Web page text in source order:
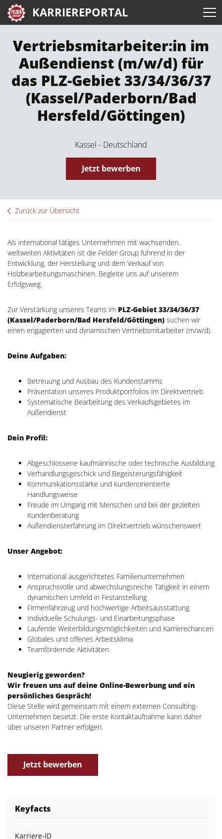
KARRIEREPORTAL
Vertriebsmitarbeiter:in im
Außendienst (m/w/d) für
das PLZ-Gebiet 33/34/36/37
(Kassel/Paderborn/Bad
Hersfeld/Göttingen)
Kassel - Deutschland
Jetzt bewerben
Zurück zur Übersicht
Als international tätiges Unternehmen mit wachsenden,
weltweiten Aktivitäten ist die Felder Group führend in der
Entwicklung, der Herstellung und dem Verkauf von
Holzbearbeitungsmaschinen. Begleite uns auf unserem
Erfolgsweg.
Zur Verstärkung unseres Teams im PLZ-Gebiet 33/34/36/37
(Kassel/Paderborn/Bad Hersfeld/Göttingen) suchen wir
einen engagierten und dynamischen Vertriebsmitarbeiter (m/w/d).
Deine Aufgaben:
Betreuung und Ausbau des Kundenstamms
Präsentation unseres Produktportfolios im Direktvertrieb
Systematische Bearbeitung des Verkaufsgebietes im
Außendienst
Dein Profil:
Abgeschlossene kaufmännische oder technische Ausbildung
Verhandlungsgeschick und Begeisterungsfähigkeit
Kommunikationsstärke und kundenorientierte
Handlungsweise
Freude im Umgang mit Menschen und bei der gezielten
Kundenberatung
Außendiensterfahrung im Direktvertrieb wünschenswert
Unser Angebot:
International ausgerichtetes Familienunternehmen
Anspruchsvolle und abwechslungsreiche Tätigkeit in einem
dynamischen Umfeld in Festanstellung
Firmenfahrzeug und hochwertige Arbeitsausstattung
Individuelle Schulungs- und Einarbeitungsphase
Laufende Weiterbildungsmöglichkeiten und Karrierechancen
Globales und offenes Arbeitsklima
Teamfördernde Aktivitäten
Neugierig geworden?
Wir freuen uns auf deine Online-Bewerbung und ein
persönliches Gespräch!
Diese Stelle wird gemeinsam mit einem externen Consulting-
Unternehmen besetzt. Die erste Kontaktaufnahme kann daher
über unseren Partner erfolgen.
Jetzt bewerben
Keyfacts
Karriere-ID